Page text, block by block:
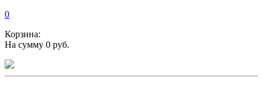
0
Корзина:
На сумму 0 руб.